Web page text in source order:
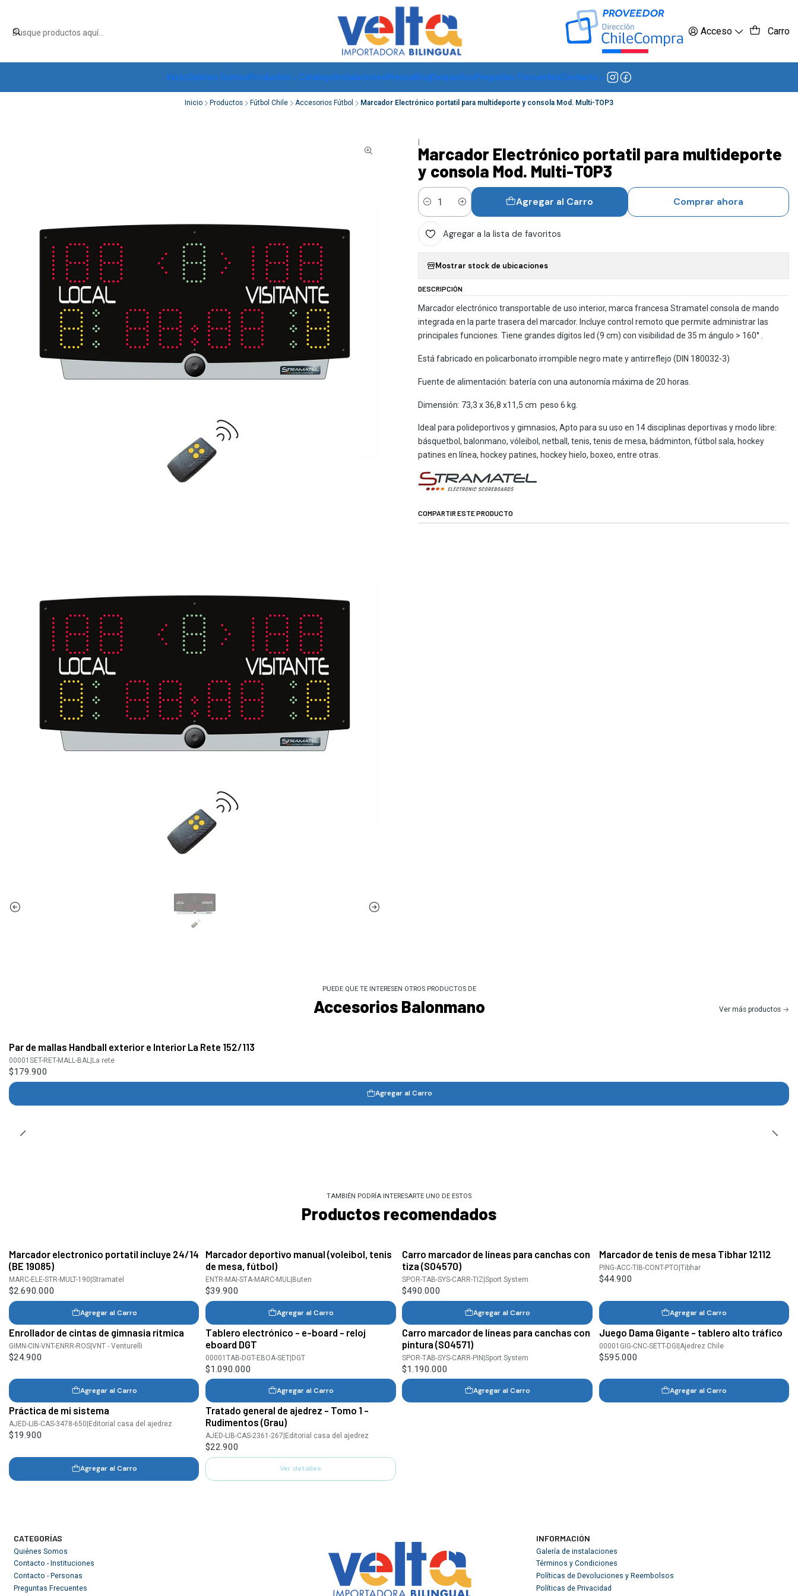
Acceso Carro
InicioQuiénes SomosProductos CatalogoInstalacionesPrensaBlogDespachosPreguntas FrecuentesContacto
Envíos a todo Chile, RM de 1 a 3 días hábiles, regiones -
Inicio Productos Fútbol Chile Accesorios Fútbol Marcador Electrónico portatil para multideporte y consola Mod. Multi-TOP3
|
Marcador Electrónico portatil para multideporte
y consola Mod. Multi-TOP3
Cantidad Agregar al Carro Comprar ahora
Agregar a la lista de favoritos
Mostrar stock de ubicaciones
DESCRIPCIÓN
Marcador electrónico transportable de uso interior, marca francesa Stramatel consola de mando
integrada en la parte trasera del marcador. Incluye control remoto que permite administrar las
principales funciones. Tiene grandes dígitos led (9 cm) con visibilidad de 35 m ángulo > 160° .
Está fabricado en policarbonato irrompible negro mate y antirreflejo (DIN 180032-3)
Fuente de alimentación: batería con una autonomía máxima de 20 horas.
Dimensión: 73,3 x 36,8 x11,5 cm peso 6 kg.
Ideal para polideportivos y gimnasios, Apto para su uso en 14 disciplinas deportivas y modo libre:
básquetbol, balonmano, vóleibol, netball, tenis, tenis de mesa, bádminton, fútbol sala, hockey
patines en línea, hockey patines, hockey hielo, boxeo, entre otras.
COMPARTIR ESTE PRODUCTO
PUEDE QUE TE INTERESEN OTROS PRODUCTOS DE
Accesorios Balonmano Ver más productos
Par de mallas Handball exterior e Interior La Rete 152/113
00001SET-RET-MALL-BAL| La rete
$179.900
Agregar al Carro
TAMBIÉN PODRÍA INTERESARTE UNO DE ESTOS
Productos recomendados
Marcador electronico portatil incluye 24/14
(BE 19085)
MARC-ELE-STR-MULT-190 Stramatel
$2.690.000
Agregar al Carro
Marcador deportivo manual (voleibol, tenis
de mesa, fútbol)
ENTR-MAI-STA-MARC-MUL| Buten
$39.900
Agregar al Carro
Carro marcador de líneas para canchas con
tiza (S04570)
SPOR-TAB-SYS-CARR-TIZ |Sport System
$490.000
Agregar al Carro
Marcador de tenis de mesa Tibhar 12112
PING-ACC-TIB-CONT-PTO Tibhar
$44.900
Agregar al Carro
Enrollador de cintas de gimnasia rítmica
GIMN-CIN-VNT-ENRR-ROS|VNT - Venturelli
$24.900
Agregar al Carro
Tablero electrónico - e-board - reloj
eboard DGT
00001TAB-DGT-EBOA-SET|DGT
$1.090.000
Agregar al Carro
Carro marcador de líneas para canchas con
pintura (S04571)
SPOR-TAB-SYS-CARR-PIN|Sport System
$1.190.000
Agregar al Carro
Juego Dama Gigante - tablero alto tráfico
00001GIG-CNC-SETT-DGI|Ajedrez Chile
$595.000
Agregar al Carro
Práctica de mi sistema
AJED-LIB-CAS-3478-650 Editorial casa del ajedrez
$19.900
Agregar al Carro
Agotado
Tratado general de ajedrez - Tomo 1 -
Rudimentos (Grau)
AJED-LIB-CAS-2361-267 Editorial casa del ajedrez
$22.900
Ver detalles
CATEGORÍAS
Quiénes Somos
Contacto - Instituciones
Contacto - Personas
Preguntas Frecuentes
INFORMACIÓN
Galería de instalaciones
Términos y Condiciones
Políticas de Devoluciones y Reembolsos
Políticas de Privacidad